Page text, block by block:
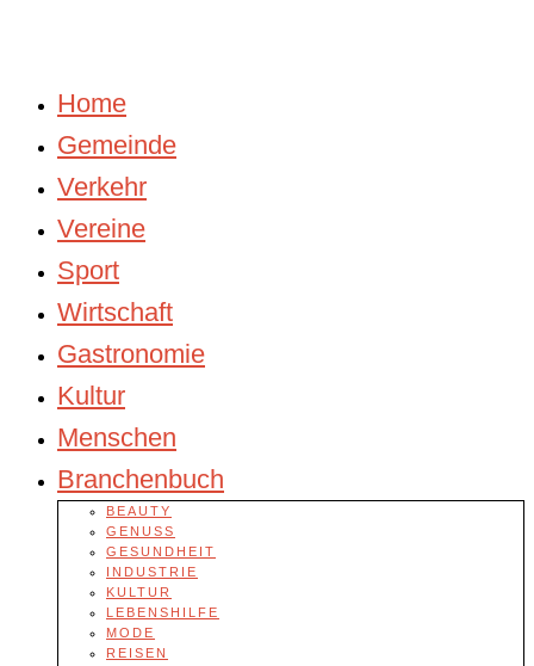
Home
Gemeinde
Verkehr
Vereine
Sport
Wirtschaft
Gastronomie
Kultur
Menschen
Branchenbuch
BEAUTY
GENUSS
GESUNDHEIT
INDUSTRIE
KULTUR
LEBENSHILFE
MODE
REISEN